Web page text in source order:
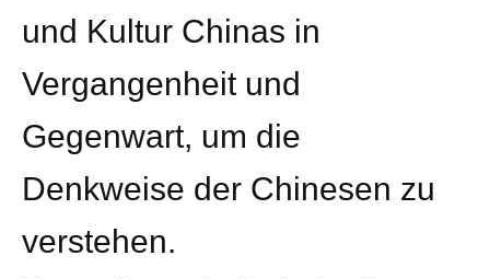
und Kultur Chinas in
Vergangenheit und
Gegenwart, um die
Denkweise der Chinesen zu
verstehen.